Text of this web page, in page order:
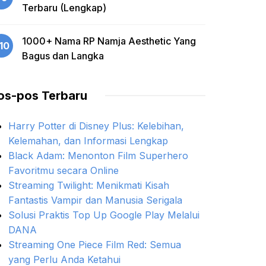
Terbaru (Lengkap)
1000+ Nama RP Namja Aesthetic Yang
Bagus dan Langka
pos Terbaru
Harry Potter di Disney Plus: Kelebihan,
Kelemahan, dan Informasi Lengkap
Black Adam: Menonton Film Superhero
Favoritmu secara Online
Streaming Twilight: Menikmati Kisah
Fantastis Vampir dan Manusia Serigala
Solusi Praktis Top Up Google Play Melalui
DANA
Streaming One Piece Film Red: Semua
yang Perlu Anda Ketahui